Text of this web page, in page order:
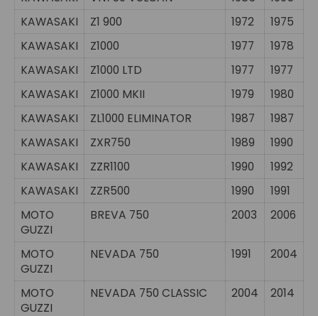
KAWASAKI
Z1 900 1972
1975
KAWASAKI
Z1000 1977
1978
KAWASAKI
Z1000 LTD 1977
1977
KAWASAKI
Z1000 MKII 1979
1980
KAWASAKI
ZL1000 ELIMINATOR 1987
1987
KAWASAKI
ZXR750 1989
1990
KAWASAKI
ZZR1100 1990
1992
KAWASAKI
ZZR500 1990
1991
MOTO
GUZZI
BREVA 750 2003 2006
MOTO
GUZZI
NEVADA 750 1991 2004
MOTO
GUZZI
NEVADA 750 CLASSIC 2004 2014